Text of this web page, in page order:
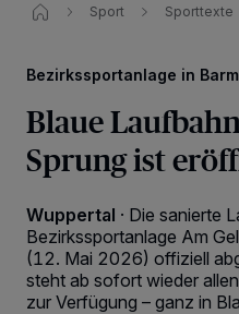
Sport Sporttexte
Bezirkssportanlage in
Blaue
Sprung ist
Wuppertal · Die sanierte
Bezirkssportanlage Am
(12. Mai 2026) offiziell
steht ab sofort wieder
zur Verfügung – ganz in